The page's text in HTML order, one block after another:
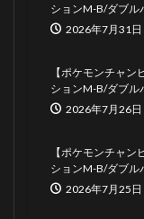
ションM-B/ダブル
2026年7月31日
【ポケモンチャ
ションM-B/ダブル
2026年7月26日
【ポケモンチャ
ションM-B/ダブル
2026年7月25日